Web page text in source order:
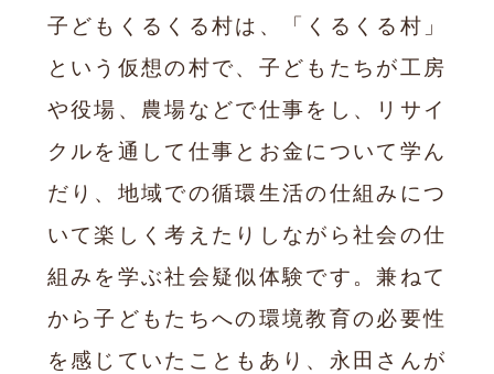
子どもくるくる村は、「くるくる村」
という仮想の村で、子どもたちが工房
や役場、農場などで仕事をし、リサイ
クルを通して仕事とお金について学ん
だり、地域での循環生活の仕組みにつ
いて楽しく考えたりしながら社会の仕
組みを学ぶ社会疑似体験です。兼ねて
から子どもたちへの環境教育の必要性
を感じていたこともあり、永田さんが